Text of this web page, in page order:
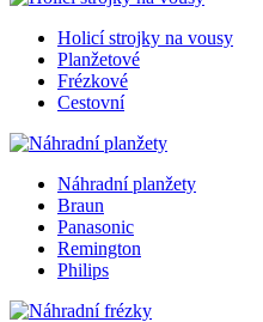
Holicí strojky na vousy
Planžetové
Frézkové
Cestovní
Náhradní planžety
Braun
Panasonic
Remington
Philips